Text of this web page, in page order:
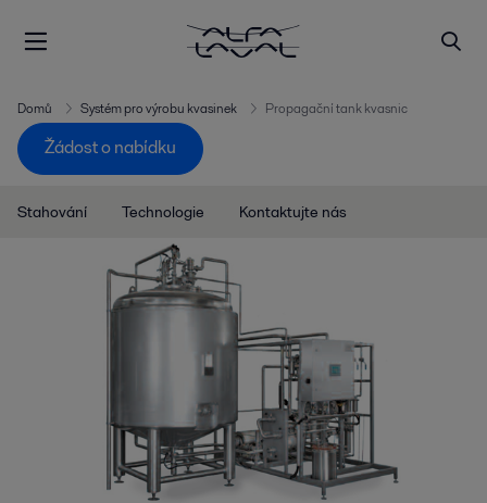
Domů Systém pro výrobu kvasinek Propagační tank kvasnic
Žádost o nabídku
Stahování Technologie Kontaktujte nás